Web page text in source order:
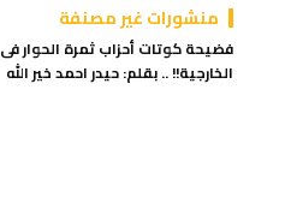
منشورات غير مصنفة
فضيحة كوتات أحزاب ثمرة الحوار فى
الخارجية!! .. بقلم: حيدر احمد خير الله